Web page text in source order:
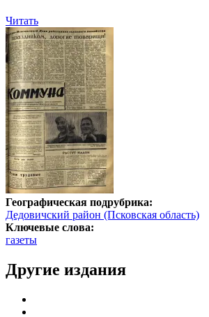
Читать
Географическая подрубрика:
Дедовичский район (Псковская область)
Ключевые слова:
газеты
Другие издания